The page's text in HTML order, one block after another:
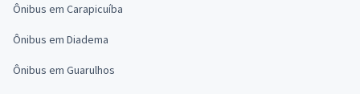
Ônibus em Carapicuíba
Ônibus em Diadema
Ônibus em Guarulhos